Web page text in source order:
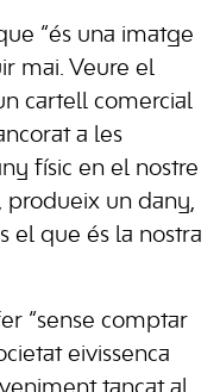
“és una imatge
mai. Veure el
cartell comercial
a les
físic en el nostre
produeix un dany,
el que és la nostra
“sense comptar
eivissenca